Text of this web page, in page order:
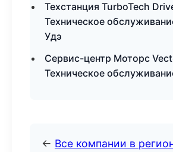
Техстанция TurboTech
Техническое
Удэ
Сервис-центр Моторс
Техническое
← Все компании в